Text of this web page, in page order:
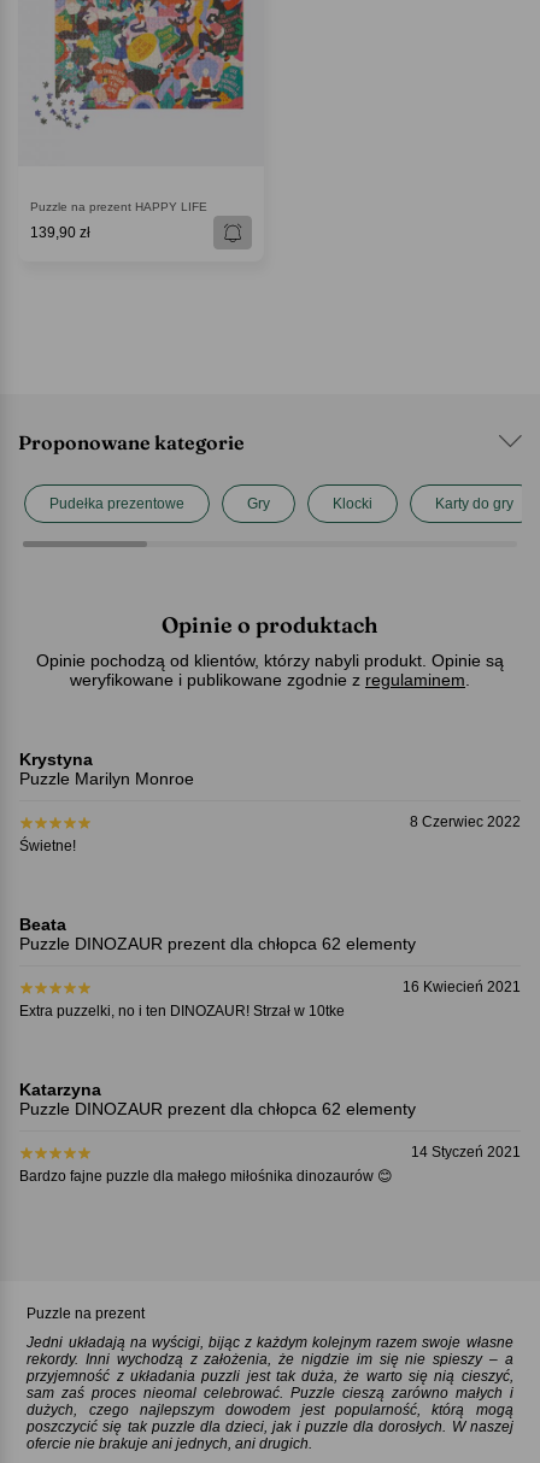
Puzzle na prezent HAPPY LIFE
139,90 zł
Proponowane kategorie
Pudełka prezentowe Gry Klocki Karty do gry
Opinie o produktach
Opinie pochodzą od klientów, którzy nabyli produkt. Opinie są
weryfikowane i publikowane zgodnie z regulaminem
Puzzle Marilyn Monroe
Krystyna
8 Czerwiec 2022
Świetne!
Puzzle DINOZAUR prezent dla chłopca 62 elementy
Beata
16 Kwiecień 2021
Extra puzzelki, no i ten DINOZAUR! Strzał w 10tke
Puzzle DINOZAUR prezent dla chłopca 62 elementy
Katarzyna
14 Styczeń 2021
Bardzo fajne puzzle dla małego miłośnika dinozaurów 😊
Puzzle na prezent
Jedni układają na wyścigi, bijąc z każdym kolejnym razem swoje własne
rekordy. Inni wychodzą z założenia, że nigdzie im się nie spieszy – a
przyjemność z układania puzzli jest tak duża, że warto się nią cieszyć,
sam zaś proces nieomal celebrować. Puzzle cieszą zarówno małych i
dużych, czego najlepszym dowodem jest popularność, którą mogą
poszczycić się tak puzzle dla dzieci, jak i puzzle dla dorosłych. W naszej
ofercie nie brakuje ani jednych, ani drugich.